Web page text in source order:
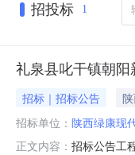
招投标 1
礼泉县叱干镇朝
招标｜招标公告
招标单位： 陕西绿康现
正文内容： 招标公告工